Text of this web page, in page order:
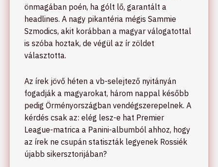
önmagában poén, ha gólt lő, garantált a
headlines. A nagy pikantéria mégis Sammie
Szmodics, akit korábban a magyar válogatottal
is szóba hoztak, de végül az ír zöldet
választotta.
Az írek jövő héten a vb-selejtező nyitányán
fogadják a magyarokat, három nappal később
pedig Örményországban vendégszerepelnek. A
kérdés csak az: elég lesz-e hat Premier
League-matrica a Panini-albumból ahhoz, hogy
az írek ne csupán statiszták legyenek Rossiék
újabb sikersztorijában?